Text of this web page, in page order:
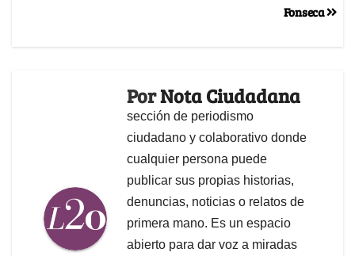
Fonseca
PorNota Ciudadana
sección de periodismo
ciudadano y colaborativo donde
cualquier persona puede
publicar sus propias historias,
denuncias, noticias o relatos de
primera mano. Es un espacio
abierto para dar voz a miradas